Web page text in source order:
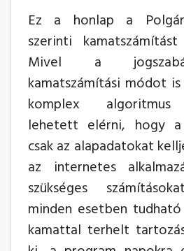
Ez a honlap a
szerinti
Mivel a
kamatszámítási módot
komplex algoritmus
lehetett elérni, hogy a
csak az alapadatokat
az internetes
szükséges
minden esetben
kamattal terhelt